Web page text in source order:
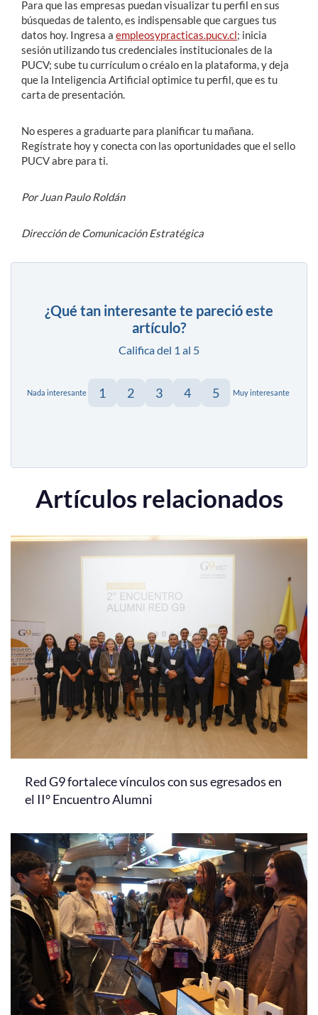
Para que las empresas puedan visualizar tu perfil en sus
búsquedas de talento, es indispensable que cargues tus
datos hoy. Ingresa a empleosypracticas.pucv.cl; inicia
sesión utilizando tus credenciales institucionales de la
PUCV; sube tu currículum o créalo en la plataforma, y deja
que la Inteligencia Artificial optimice tu perfil, que es tu
carta de presentación.
No esperes a graduarte para planificar tu mañana.
Regístrate hoy y conecta con las oportunidades que el sello
PUCV abre para ti.
Por Juan Paulo Roldán
Dirección de Comunicación Estratégica
¿Qué tan interesante te pareció este
artículo?
Califica del 1 al 5
Nada interesante 1 2 3 4 5 Muy interesante
Artículos relacionados
Red G9 fortalece vínculos con sus egresados en
el II° Encuentro Alumni